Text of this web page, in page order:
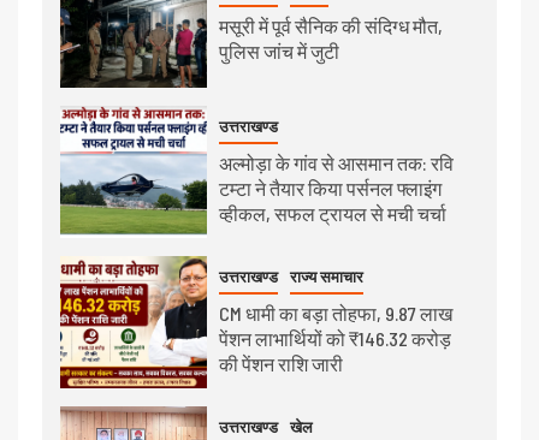
मसूरी में पूर्व सैनिक की संदिग्ध मौत,
पुलिस जांच में जुटी
उत्तराखण्ड
अल्मोड़ा के गांव से आसमान तक: रवि
टम्टा ने तैयार किया पर्सनल फ्लाइंग
व्हीकल, सफल ट्रायल से मची चर्चा
उत्तराखण्ड राज्य समाचार
CM धामी का बड़ा तोहफा, 9.87 लाख
पेंशन लाभार्थियों को ₹146.32 करोड़
की पेंशन राशि जारी
उत्तराखण्ड खेल